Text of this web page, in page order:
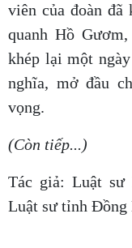
viên của đoàn đã
quanh Hồ
khép lại một
nghĩa, mở đầu
vọng.
(Còn tiếp...)
Tác giả: Luật sư
Luật sư tỉnh Đồng